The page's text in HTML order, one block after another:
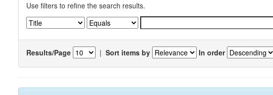
Use filters to refine the search results.
Results/Page | Sort items by In order